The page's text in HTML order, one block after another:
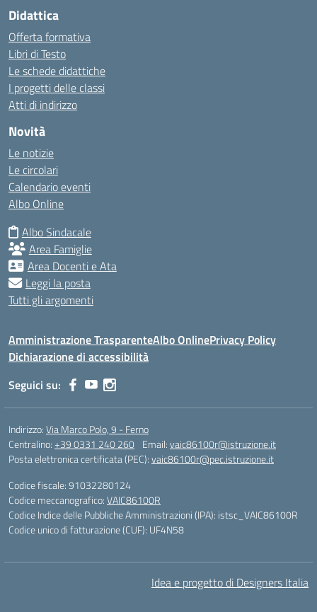
Didattica
Offerta formativa
Libri di Testo
Le schede didattiche
I progetti delle classi
Atti di indirizzo
Novità
Le notizie
Le circolari
Calendario eventi
Albo Online
Albo Sindacale
Area Famiglie
Area Docenti e Ata
Leggi la posta
Tutti gli argomenti
Amministrazione TrasparenteAlbo OnlinePrivacy Policy
Dichiarazione di accessibilità
Seguici su:
Indirizzo:Via Marco Polo, 9 - Ferno
Centralino:+39 0331 240 260 Email:vaic86100r@istruzione.it
Posta elettronica certificata (PEC):vaic86100r@pec.istruzione.it
Codice fiscale: 91032280124
Codice meccanografico:VAIC86100R
Codice Indice delle Pubbliche Amministrazioni (IPA): istsc_VAIC86100R
Codice unico di fatturazione (CUF): UF4N58
Idea e progetto di Designers Italia